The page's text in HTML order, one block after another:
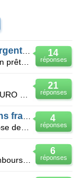
14
réponses
21
réponses
4
réponses
6
réponses